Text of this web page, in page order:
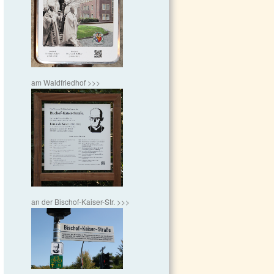
am Waldfriedhof >>>
an der Bischof-Kaiser-Str. >>>